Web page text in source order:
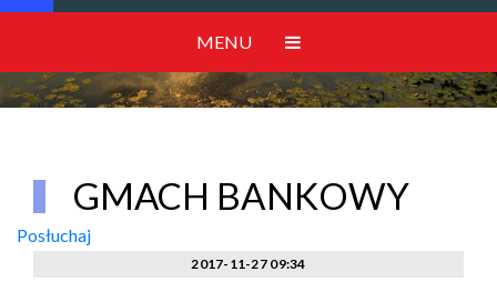
MENU
GMACH BANKOWY
Posłuchaj
2017-11-27 09:34